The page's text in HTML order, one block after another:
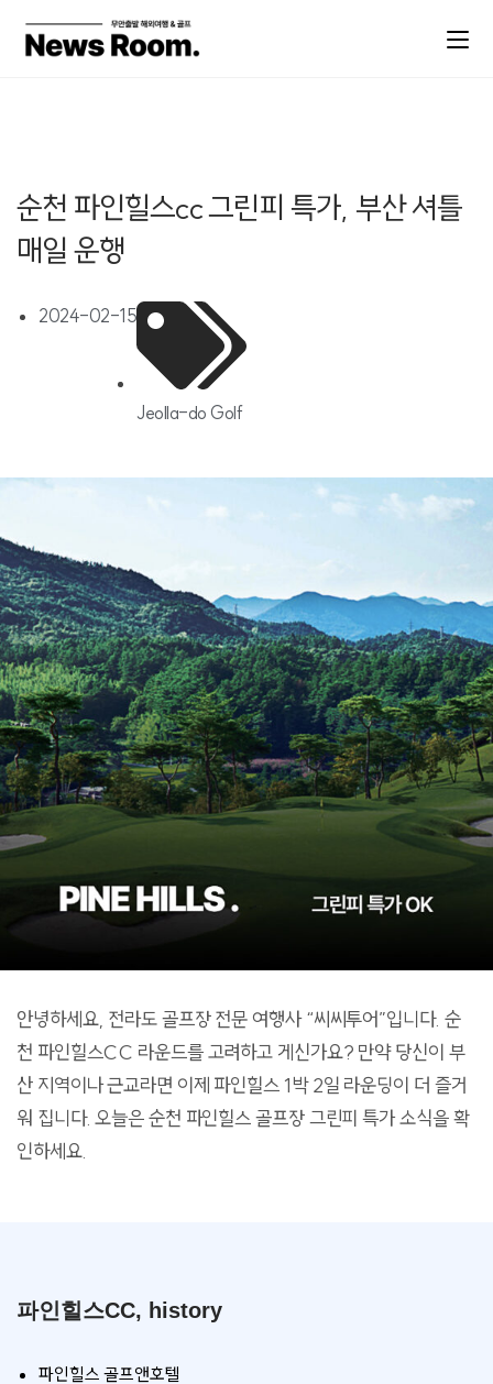
순천 파인힐스cc 그린피 특가, 부산 셔틀
매일 운행
2024-02-15
Jeolla-do Golf
안녕하세요, 전라도 골프장 전문 여행사 “씨씨투어”입니다. 순
천 파인힐스CC 라운드를 고려하고 게신가요? 만약 당신이 부
산 지역이나 근교라면 이제 파인힐스 1박 2일 라운딩이 더 즐거
워 집니다. 오늘은 순천 파인힐스 골프장 그린피 특가 소식을 확
인하세요.
파인힐스CC, history
파인힐스 골프앤호텔